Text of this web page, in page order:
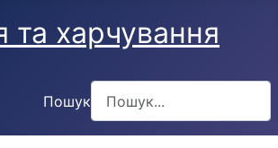
та харчування
Пошук
Type 2 or more characters